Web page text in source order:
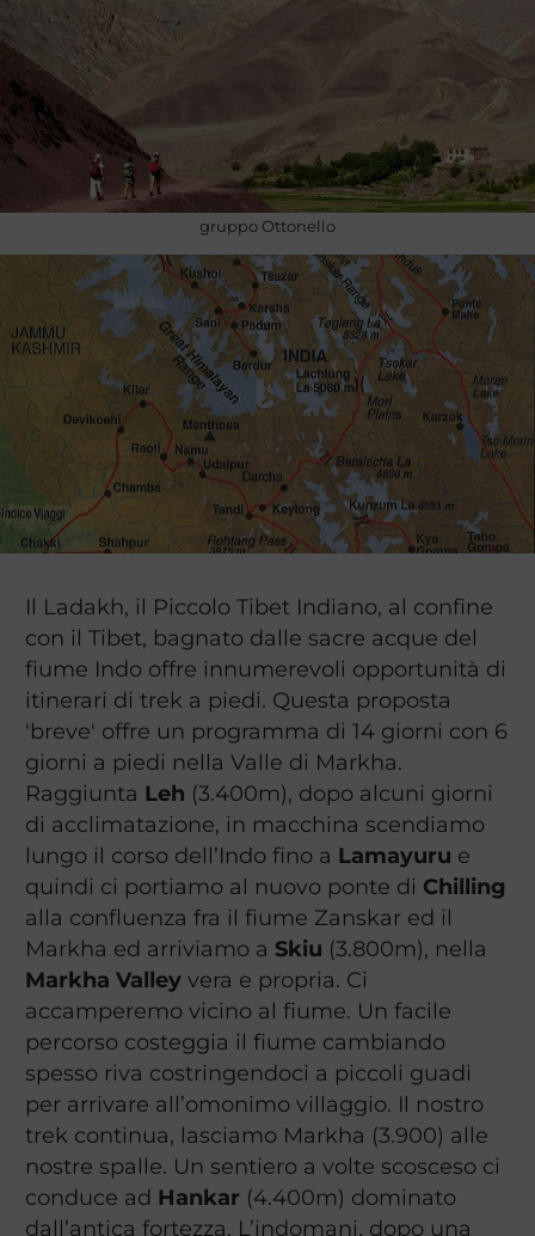
gruppo Ottonello
Il Ladakh, il Piccolo Tibet Indiano, al confine
con il Tibet, bagnato dalle sacre acque del
fiume Indo offre innumerevoli opportunità di
itinerari di trek a piedi. Questa proposta
'breve' offre un programma di 14 giorni con 6
giorni a piedi nella Valle di Markha.
Raggiunta Leh (3.400m), dopo alcuni giorni
di acclimatazione, in macchina scendiamo
lungo il corso dell’Indo fino a Lamayuru e
quindi ci portiamo al nuovo ponte di Chilling
alla confluenza fra il fiume Zanskar ed il
Markha ed arriviamo a Skiu (3.800m), nella
Markha Valleyvera e propria. Ci
accamperemo vicino al fiume. Un facile
percorso costeggia il fiume cambiando
spesso riva costringendoci a piccoli guadi
per arrivare all’omonimo villaggio. Il nostro
trek continua, lasciamo Markha (3.900) alle
nostre spalle. Un sentiero a volte scosceso ci
conduce ad Hankar (4.400m) dominato
dall’antica fortezza. L’indomani, dopo una